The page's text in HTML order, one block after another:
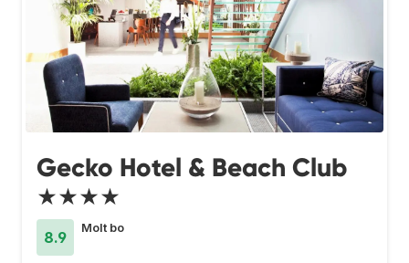
Gecko Hotel & Beach Club
★★★★
8.9
Molt bo